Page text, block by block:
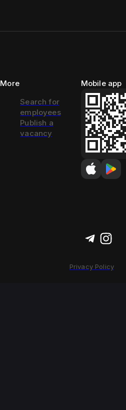
More
Search for
employees
Publish a
vacancy
Mobile app
Privacy Policy